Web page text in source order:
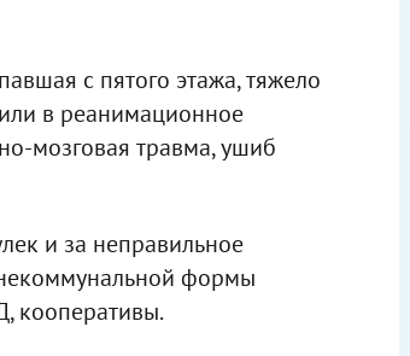
с пятого этажа, тяжело
в реанимационное
мозговая травма, ушиб
и за неправильное
формы
кооперативы.